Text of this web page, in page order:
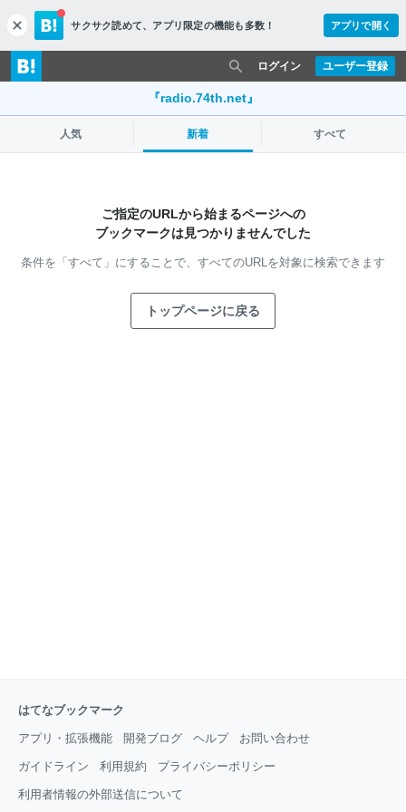
c
l
o
s
サクサク読めて、 アプリ限定の機能も多数！ アプリで開く
ユーザー登録
ログイン
『radio.74th.net』
人気 新着 すべて
ご指定のURLから始まるページへの
ブックマークは見つかりませんでした
条件を「すべて」にすることで、 すべてのURLを対象に検索できます
トップページに戻る
はてなブックマーク
アプリ・拡張機能 開発ブログ ヘルプ お問い合わせ
ガイドライン 利用規約 プライバシーポリシー
利用者情報の外部送信について